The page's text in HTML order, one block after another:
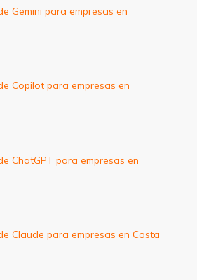
Gemini para empresas en
Copilot para empresas en
ChatGPT para empresas en
Claude para empresas en Costa